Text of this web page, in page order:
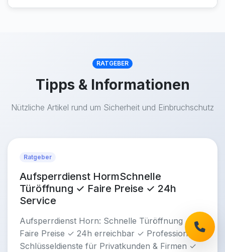
RATGEBER
Tipps & Informationen
Nützliche Artikel rund um Sicherheit und Einbruchschutz
Ratgeber
Aufsperrdienst HormSchnelle
Türöffnung ✓ Faire Preise ✓ 24h
Service
Aufsperrdienst Horn: Schnelle Türöffnung ✓
Faire Preise ✓ 24h erreichbar ✓ Professionelle
Schlüsseldienste für Privatkunden & Firmen ✓